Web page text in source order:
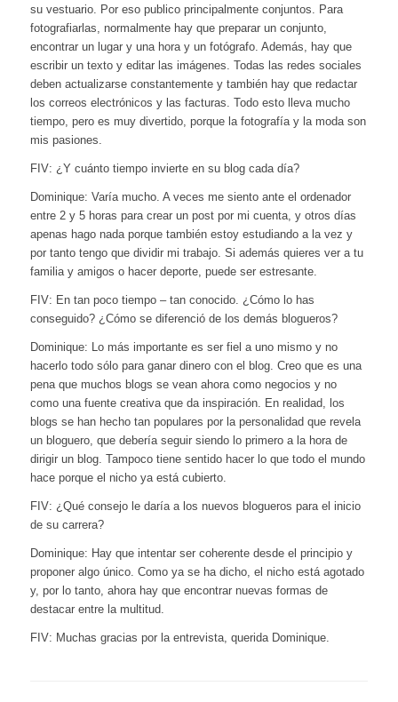
su vestuario. Por eso publico principalmente conjuntos. Para
fotografiarlas, normalmente hay que preparar un conjunto,
encontrar un lugar y una hora y un fotógrafo. Además, hay que
escribir un texto y editar las imágenes. Todas las redes sociales
deben actualizarse constantemente y también hay que redactar
los correos electrónicos y las facturas. Todo esto lleva mucho
tiempo, pero es muy divertido, porque la fotografía y la moda son
mis pasiones.
FIV: ¿Y cuánto tiempo invierte en su blog cada día?
Dominique: Varía mucho. A veces me siento ante el ordenador
entre 2 y 5 horas para crear un post por mi cuenta, y otros días
apenas hago nada porque también estoy estudiando a la vez y
por tanto tengo que dividir mi trabajo. Si además quieres ver a tu
familia y amigos o hacer deporte, puede ser estresante.
FIV: En tan poco tiempo – tan conocido. ¿Cómo lo has
conseguido? ¿Cómo se diferenció de los demás blogueros?
Dominique: Lo más importante es ser fiel a uno mismo y no
hacerlo todo sólo para ganar dinero con el blog. Creo que es una
pena que muchos blogs se vean ahora como negocios y no
como una fuente creativa que da inspiración. En realidad, los
blogs se han hecho tan populares por la personalidad que revela
un bloguero, que debería seguir siendo lo primero a la hora de
dirigir un blog. Tampoco tiene sentido hacer lo que todo el mundo
hace porque el nicho ya está cubierto.
FIV: ¿Qué consejo le daría a los nuevos blogueros para el inicio
de su carrera?
Dominique: Hay que intentar ser coherente desde el principio y
proponer algo único. Como ya se ha dicho, el nicho está agotado
y, por lo tanto, ahora hay que encontrar nuevas formas de
destacar entre la multitud.
FIV: Muchas gracias por la entrevista, querida Dominique.